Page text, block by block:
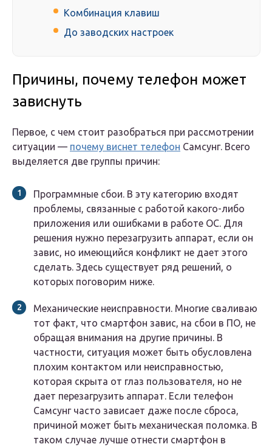
Комбинация клавиш
До заводских настроек
Причины, почему телефон может
зависнуть
Первое, с чем стоит разобраться при рассмотрении
ситуации — почему виснет телефон Самсунг. Всего
выделяется две группы причин:
Программные сбои. В эту категорию входят
проблемы, связанные с работой какого-либо
приложения или ошибками в работе ОС. Для
решения нужно перезагрузить аппарат, если он
завис, но имеющийся конфликт не дает этого
сделать. Здесь существует ряд решений, о
которых поговорим ниже.
Механические неисправности. Многие сваливаю
тот факт, что смартфон завис, на сбои в ПО, не
обращая внимания на другие причины. В
частности, ситуация может быть обусловлена
плохим контактом или неисправностью,
которая скрыта от глаз пользователя, но не
дает перезагрузить аппарат. Если телефон
Самсунг часто зависает даже после сброса,
причиной может быть механическая поломка. В
таком случае лучше отнести смартфон в